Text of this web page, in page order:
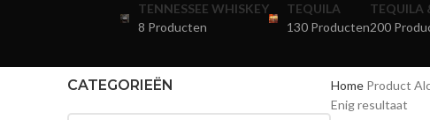
TENNESSEE WHISKEY
8 Producten
TEQUILA
130 Producten
TEQUILA
200
CATEGORIEËN Home Product
Enig resultaat